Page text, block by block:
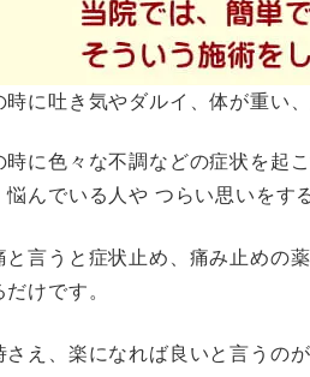
時に吐き気やダルイ、体が重い
時に色々な不調などの症状を起
悩んでいる人や つらい思いをす
と言うと症状止め、痛み止めの
けです。
さえ、楽になれば良いと言うの